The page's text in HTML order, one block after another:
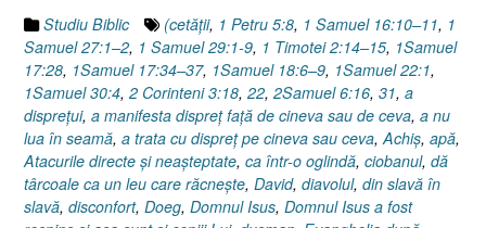
în
Vechiul
Testament”
Studiu Biblic (cetăţii, 1 Petru 5:8, 1 Samuel 16:10–11, 1
Samuel 27:1–2, 1 Samuel 29:1-9, 1 Timotei 2:14–15, 1Samuel
17:28, 1Samuel 17:34–37, 1Samuel 18:6–9, 1Samuel 22:1,
1Samuel 30:4, 2 Corinteni 3:18, 22, 2Samuel 6:16, 31, a
dispreţui, a manifesta dispreț față de cineva sau de ceva, a nu
lua în seamă, a trata cu dispreț pe cineva sau ceva, Achiş, apă,
Atacurile directe şi neaşteptate, ca într-o oglindă, ciobanul, dă
târcoale ca un leu care răcneşte, David, diavolul, din slavă în
slavă, disconfort, Doeg, Domnul Isus, Domnul Isus a fost